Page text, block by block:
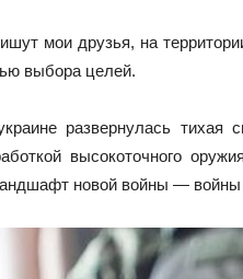
мои друзья, на
выбора целей.
развернулась тихая
высокоточного
новой войны — войны